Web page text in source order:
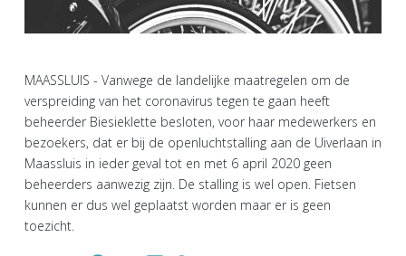
MAASSLUIS - Vanwege de landelijke maatregelen om de
verspreiding van het coronavirus tegen te gaan heeft
beheerder Biesieklette besloten, voor haar medewerkers en
bezoekers, dat er bij de openluchtstalling aan de Uiverlaan in
Maassluis in ieder geval tot en met 6 april 2020 geen
beheerders aanwezig zijn. De stalling is wel open. Fietsen
kunnen er dus wel geplaatst worden maar er is geen
toezicht.